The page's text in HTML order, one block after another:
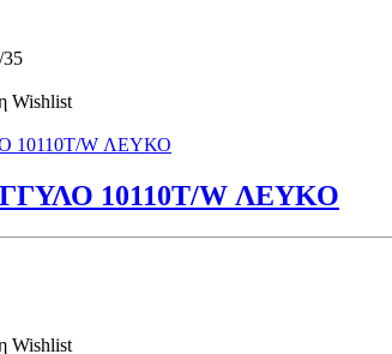
Wishlist
10110T/W ΛΕΥΚΟ
Wishlist